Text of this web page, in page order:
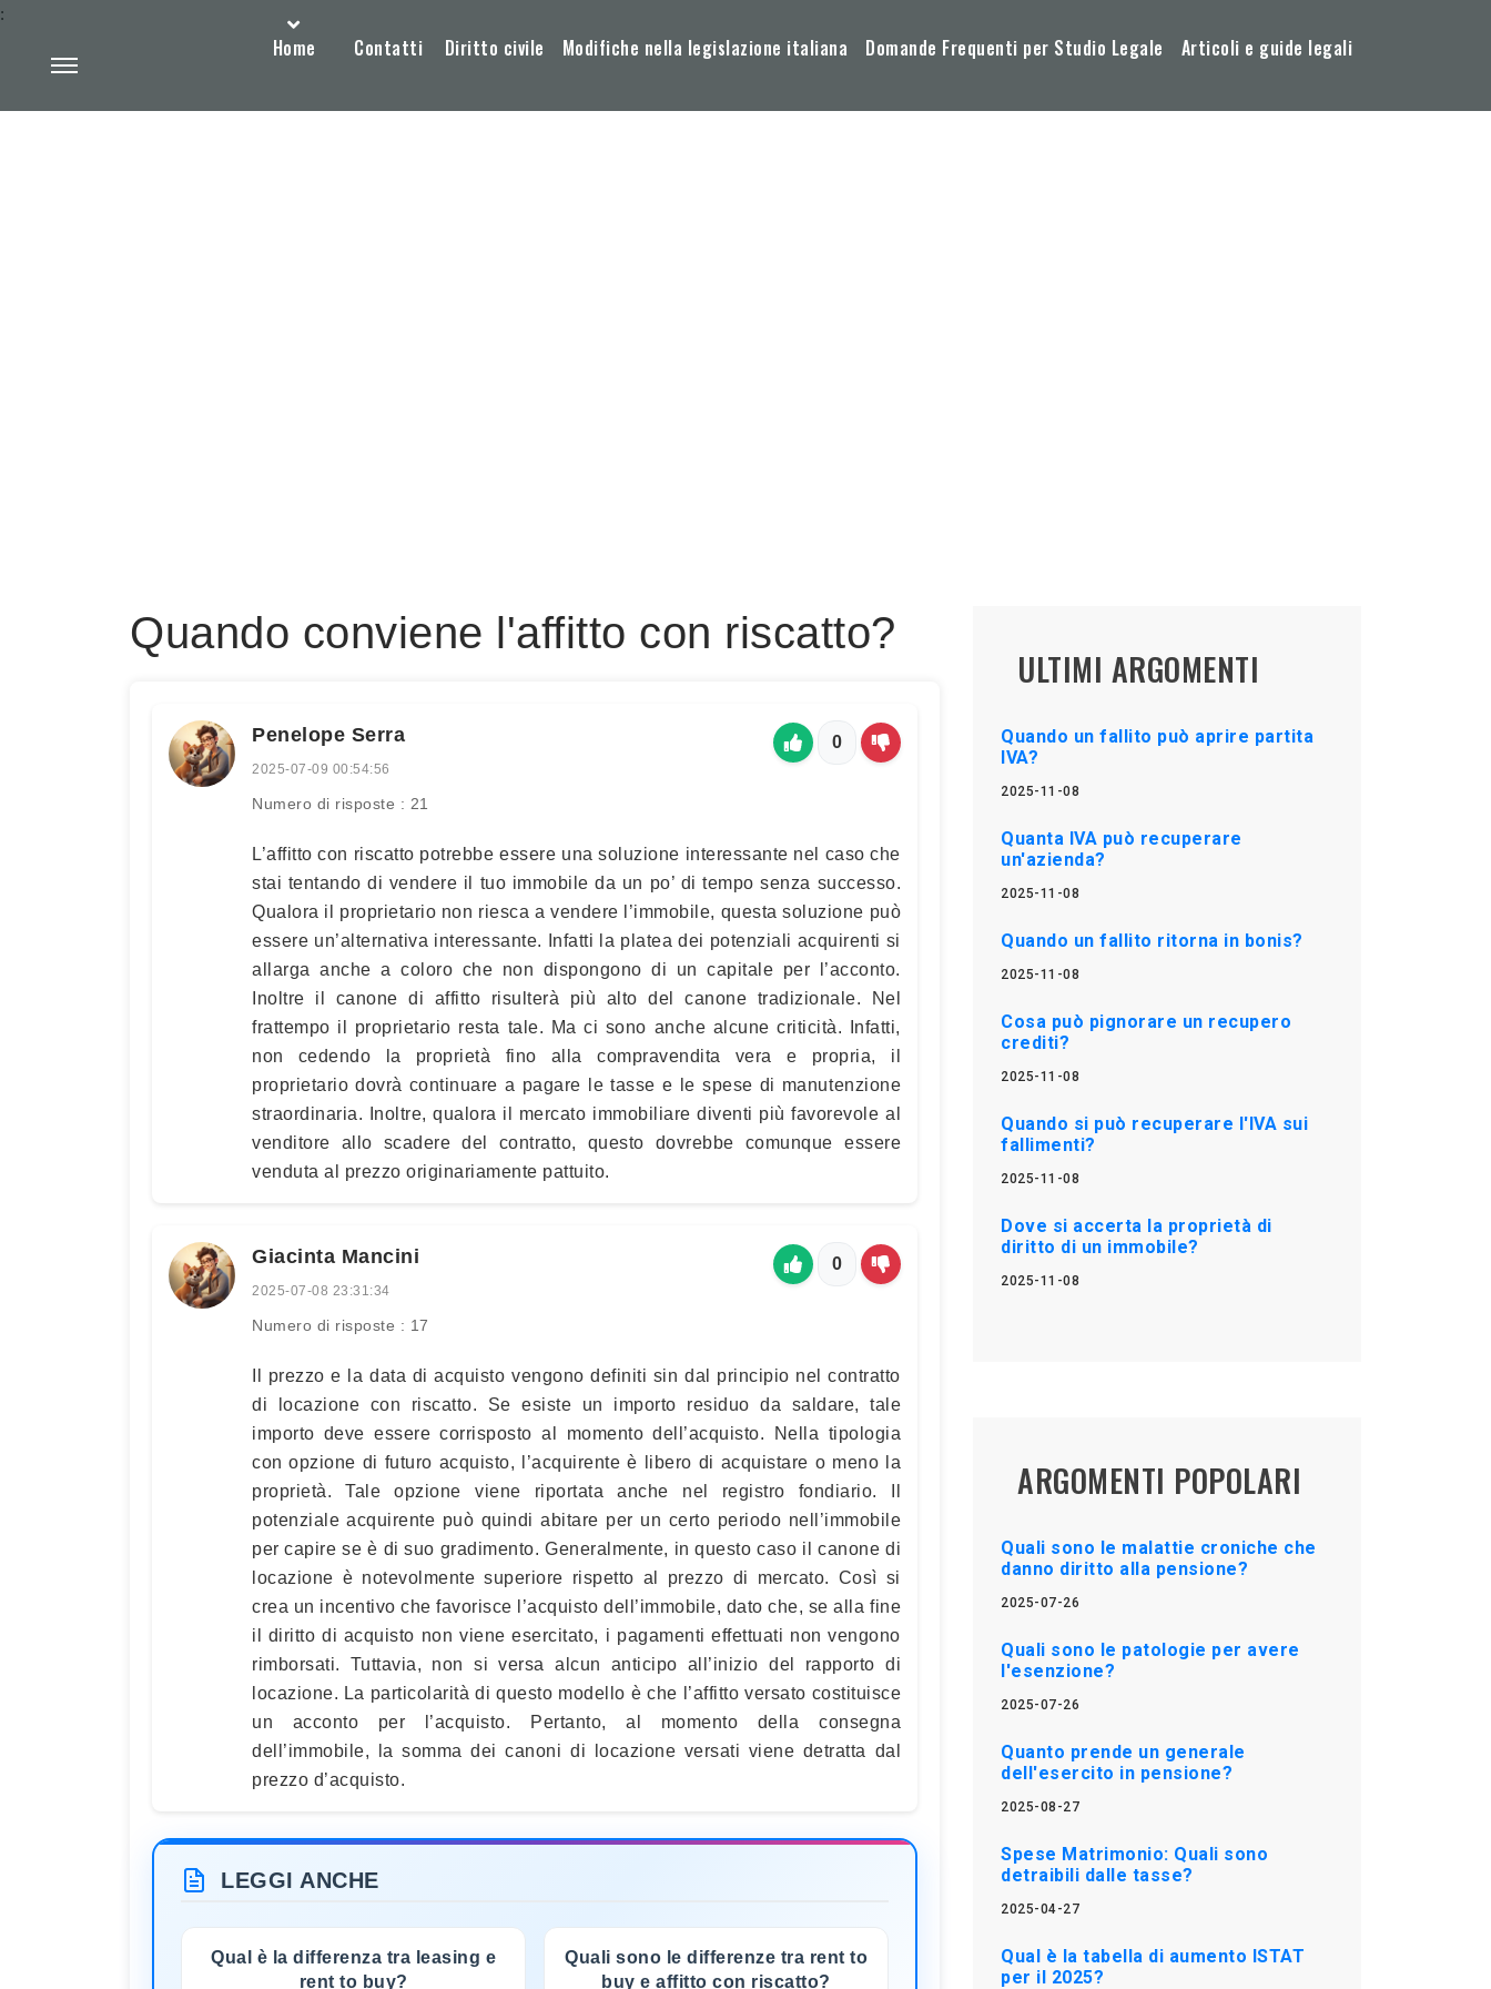
Home Contatti Diritto civile Modifiche nella legislazione italiana Domande Frequenti per Studio Legale Articoli e guide legali
:
Quando conviene l'affitto con riscatto?
Penelope Serra
2025-07-09 00:54:56
Numero di risposte : 21
0
L’affitto con riscatto potrebbe essere una soluzione interessante nel caso che
stai tentando di vendere il tuo immobile da un po’ di tempo senza successo.
Qualora il proprietario non riesca a vendere l’immobile, questa soluzione può
essere un’alternativa interessante. Infatti la platea dei potenziali acquirenti si
allarga anche a coloro che non dispongono di un capitale per l’acconto.
Inoltre il canone di affitto risulterà più alto del canone tradizionale. Nel
frattempo il proprietario resta tale. Ma ci sono anche alcune criticità. Infatti,
non cedendo la proprietà fino alla compravendita vera e propria, il
proprietario dovrà continuare a pagare le tasse e le spese di manutenzione
straordinaria. Inoltre, qualora il mercato immobiliare diventi più favorevole al
venditore allo scadere del contratto, questo dovrebbe comunque essere
venduta al prezzo originariamente pattuito.
Giacinta Mancini
2025-07-08 23:31:34
Numero di risposte : 17
0
Il prezzo e la data di acquisto vengono definiti sin dal principio nel contratto
di locazione con riscatto. Se esiste un importo residuo da saldare, tale
importo deve essere corrisposto al momento dell’acquisto. Nella tipologia
con opzione di futuro acquisto, l’acquirente è libero di acquistare o meno la
proprietà. Tale opzione viene riportata anche nel registro fondiario. Il
potenziale acquirente può quindi abitare per un certo periodo nell’immobile
per capire se è di suo gradimento. Generalmente, in questo caso il canone di
locazione è notevolmente superiore rispetto al prezzo di mercato. Così si
crea un incentivo che favorisce l’acquisto dell’immobile, dato che, se alla fine
il diritto di acquisto non viene esercitato, i pagamenti effettuati non vengono
rimborsati. Tuttavia, non si versa alcun anticipo all’inizio del rapporto di
locazione. La particolarità di questo modello è che l’affitto versato costituisce
un acconto per l’acquisto. Pertanto, al momento della consegna
dell’immobile, la somma dei canoni di locazione versati viene detratta dal
prezzo d’acquisto.
LEGGI ANCHE
Qual è la differenza tra leasing e
rent to buy?
Quali sono le differenze tra rent to
buy e affitto con riscatto?
ULTIMI ARGOMENTI
Quando un fallito può aprire partita
IVA?
2025-11-08
Quanta IVA può recuperare
un'azienda?
2025-11-08
Quando un fallito ritorna in bonis?
2025-11-08
Cosa può pignorare un recupero
crediti?
2025-11-08
Quando si può recuperare l'IVA sui
fallimenti?
2025-11-08
Dove si accerta la proprietà di
diritto di un immobile?
2025-11-08
ARGOMENTI POPOLARI
Quali sono le malattie croniche che
danno diritto alla pensione?
2025-07-26
Quali sono le patologie per avere
l'esenzione?
2025-07-26
Quanto prende un generale
dell'esercito in pensione?
2025-08-27
Spese Matrimonio: Quali sono
detraibili dalle tasse?
2025-04-27
Qual è la tabella di aumento ISTAT
per il 2025?